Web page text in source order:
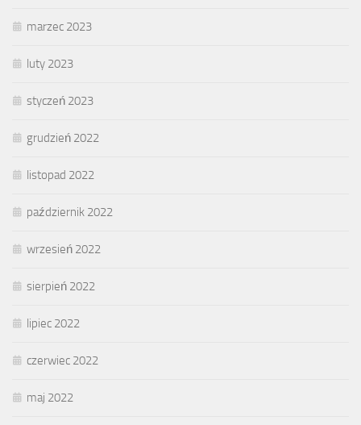
marzec 2023
luty 2023
styczeń 2023
grudzień 2022
listopad 2022
październik 2022
wrzesień 2022
sierpień 2022
lipiec 2022
czerwiec 2022
maj 2022